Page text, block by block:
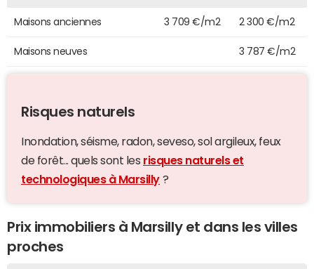
Maisons anciennes 3 709 €/m2 2 300 €/m2
Maisons neuves 3 787 €/m2
Risques naturels
Inondation, séisme, radon, seveso, sol argileux, feux
de forêt... quels sont les risques naturels et
technologiques à Marsilly ?
Prix immobiliers à Marsilly et dans les villes
proches